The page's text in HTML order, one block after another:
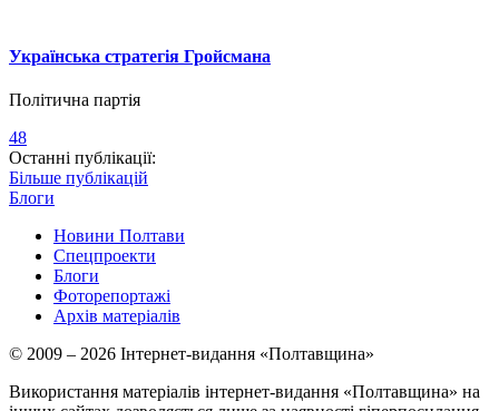
Українська стратегія Гройсмана
Політична партія
48
Останні публікації:
Більше публікацій
Блоги
Новини Полтави
Спецпроекти
Блоги
Фоторепортажі
Архів матеріалів
© 2009 – 2026 Інтернет-видання «Полтавщина»
Використання матеріалів інтернет-видання «Полтавщина» на